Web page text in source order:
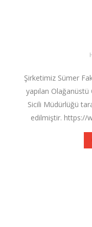
Şirketimiz Sümer
yapılan Olağanüstü
Sicili Müdürlüğü
edilmiştir. https://